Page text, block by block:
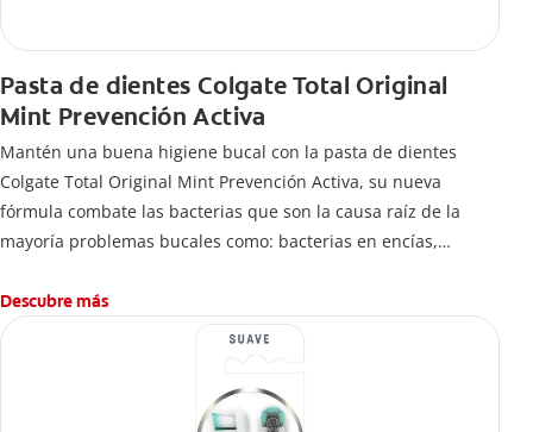
Pasta de dientes Colgate Total Original
Mint Prevención Activa
Mantén una buena higiene bucal con la pasta de dientes
Colgate Total Original Mint Prevención Activa, su nueva
fórmula combate las bacterias que son la causa raíz de la
mayoría problemas bucales como: bacterias en encías,
caries.
Descubre más